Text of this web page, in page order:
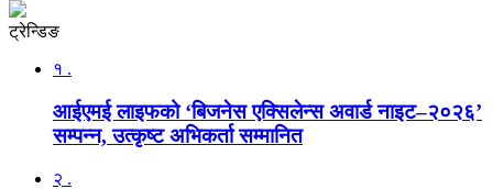
ट्रेन्डिङ
१ .
आईएमई लाइफको ‘बिजनेस एक्सिलेन्स अवार्ड नाइट–२०२६’
सम्पन्न, उत्कृष्ट अभिकर्ता सम्मानित
२ .